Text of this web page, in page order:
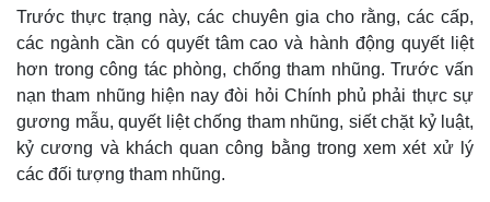
Trước thực trạng này, các chuyên gia cho rằng, các cấp,
các ngành cần có quyết tâm cao và hành động quyết liệt
hơn trong công tác phòng, chống tham nhũng. Trước vấn
nạn tham nhũng hiện nay đòi hỏi Chính phủ phải thực sự
gương mẫu, quyết liệt chống tham nhũng, siết chặt kỷ luật,
kỷ cương và khách quan công bằng trong xem xét xử lý
các đối tượng tham nhũng.